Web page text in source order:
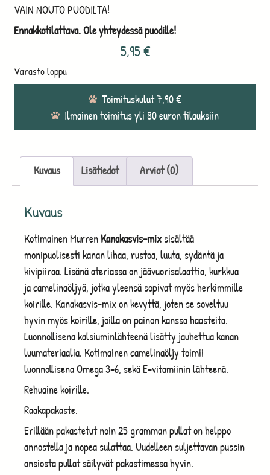
VAIN NOUTO PUODILTA!
Ennakkotilattava. Ole yhteydessä puodille!
5,95€
Varasto loppu
Toimituskulut 7,90 €
Ilmainen toimitus yli 80 euron tilauksiin
Kuvaus Lisätiedot Arviot (0)
Kuvaus
Kotimainen Murren Kanakasvis-mix sisältää
monipuolisesti kanan lihaa, rustoa, luuta, sydäntä ja
kivipiiraa. Lisänä ateriassa on jäävuorisalaattia, kurkkua
ja camelinaöljyä, jotka yleensä sopivat myös herkimmille
koirille. Kanakasvis-mix on kevyttä, joten se soveltuu
hyvin myös koirille, joilla on painon kanssa haasteita.
Luonnollisena kalsiuminlähteenä lisätty jauhettua kanan
luumateriaalia. Kotimainen camelinaöljy toimii
luonnollisena Omega 3-6, sekä E-vitamiinin lähteenä.
Rehuaine koirille.
Raakapakaste.
Erillään pakastetut noin 25 gramman pullat on helppo
annostella ja nopea sulattaa. Uudelleen suljettavan pussin
ansiosta pullat säilyvät pakastimessa hyvin.